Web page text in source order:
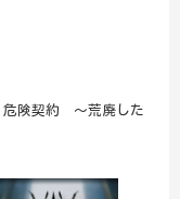
危険契約 ～荒廃した